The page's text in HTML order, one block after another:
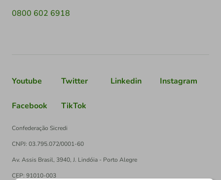
0800 602 6918
Youtube Twitter Linkedin Instagram
Facebook TikTok
Confederação Sicredi
CNPJ: 03.795.072/0001-60
Av. Assis Brasil, 3940, J. Lindóia - Porto Alegre
CEP: 91010-003